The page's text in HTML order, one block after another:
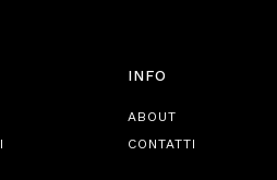
INFO
ABOUT
CONTATTI